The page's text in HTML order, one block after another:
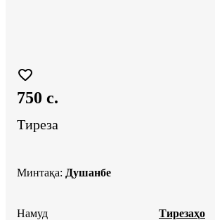
750 c.
Тиреза
Минтақа: Душанбе
Намуд Тирезаҳо